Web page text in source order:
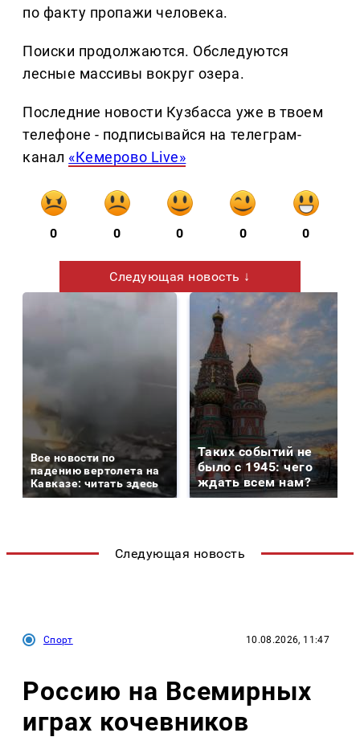
по факту пропажи человека.
Поиски продолжаются. Обследуются
лесные массивы вокруг озера.
Последние новости Кузбасса уже в твоем
телефоне - подписывайся на телеграм-
канал «Кемерово Live»
0 0 0 0 0
Следующая новость ↓
Все новости по
падению вертолета на
Кавказе: читать здесь
Таких событий не
было с 1945: чего
ждать всем нам?
Следующая новость
Спорт 10.08.2026, 11:47
Россию на Всемирных
играх кочевников